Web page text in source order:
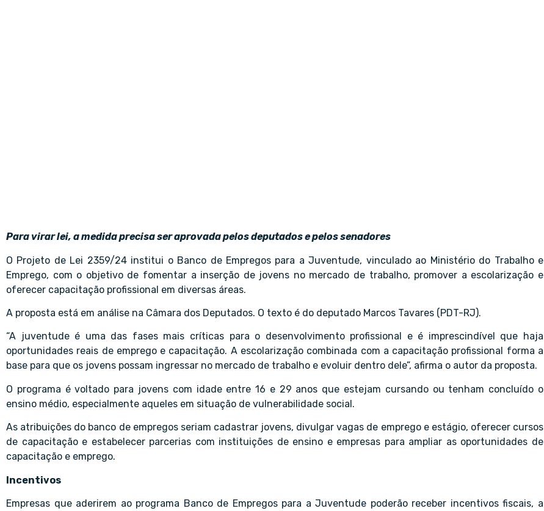
Para virar lei, a medida precisa ser aprovada pelos deputados e pelos senadores
O Projeto de Lei 2359/24 institui o Banco de Empregos para a Juventude, vinculado ao Ministério do Trabalho e
Emprego, com o objetivo de fomentar a inserção de jovens no mercado de trabalho, promover a escolarização e
oferecer capacitação profissional em diversas áreas.
A proposta está em análise na Câmara dos Deputados. O texto é do deputado Marcos Tavares (PDT-RJ).
“A juventude é uma das fases mais críticas para o desenvolvimento profissional e é imprescindível que haja
oportunidades reais de emprego e capacitação. A escolarização combinada com a capacitação profissional forma a
base para que os jovens possam ingressar no mercado de trabalho e evoluir dentro dele”, afirma o autor da proposta.
O programa é voltado para jovens com idade entre 16 e 29 anos que estejam cursando ou tenham concluído o
ensino médio, especialmente aqueles em situação de vulnerabilidade social.
As atribuições do banco de empregos seriam cadastrar jovens, divulgar vagas de emprego e estágio, oferecer cursos
de capacitação e estabelecer parcerias com instituições de ensino e empresas para ampliar as oportunidades de
capacitação e emprego.
Incentivos
Empresas que aderirem ao programa Banco de Empregos para a Juventude poderão receber incentivos fiscais, a